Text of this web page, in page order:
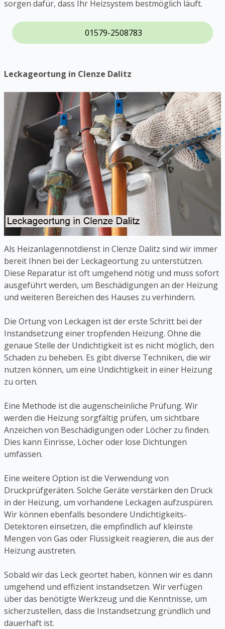
sorgen dafür, dass Ihr Heizsystem bestmöglich läuft.
01579-2508783
Leckageortung in Clenze Dalitz
Als Heizanlagennotdienst in Clenze Dalitz sind wir immer
bereit Ihnen bei der Leckageortung zu unterstützen.
Diese Reparatur ist oft umgehend nötig und muss sofort
ausgeführt werden, um Beschädigungen an der Heizung
und weiteren Bereichen des Hauses zu verhindern.
Die Ortung von Leckagen ist der erste Schritt bei der
Instandsetzung einer tropfenden Heizung. Ohne die
genaue Stelle der Undichtigkeit ist es nicht möglich, den
Schaden zu beheben. Es gibt diverse Techniken, die wir
nutzen können, um eine Undichtigkeit in einer Heizung
zu orten.
Eine Methode ist die augenscheinliche Prüfung. Wir
werden die Heizung sorgfältig prüfen, um sichtbare
Anzeichen von Beschädigungen oder Löcher zu finden.
Dies kann Einrisse, Löcher oder lose Dichtungen
umfassen.
Eine weitere Option ist die Verwendung von
Druckprüfgeräten. Solche Geräte verstärken den Druck
in der Heizung, um vorhandene Leckagen aufzuspüren.
Wir können ebenfalls besondere Undichtigkeits-
Detektoren einsetzen, die empfindlich auf kleinste
Mengen von Gas oder Flüssigkeit reagieren, die aus der
Heizung austreten.
Sobald wir das Leck geortet haben, können wir es dann
umgehend und effizient instandsetzen. Wir verfügen
über das benötigte Werkzeug und die Kenntnisse, um
sicherzustellen, dass die Instandsetzung gründlich und
dauerhaft ist.